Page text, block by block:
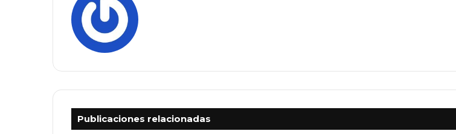
Publicaciones relacionadas